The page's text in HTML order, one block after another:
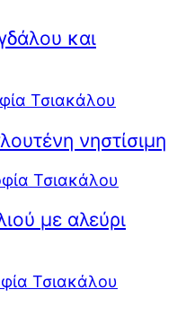
και
Τσιακάλου
νηστίσιμη
Τσιακάλου
με αλεύρι
Τσιακάλου